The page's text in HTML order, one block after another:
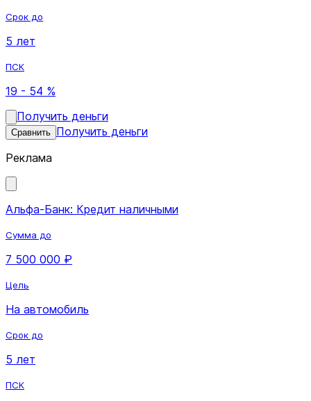
Срок до
5 лет
ПСК
19 - 54 %
Получить деньги
Сравнить Получить деньги
Реклама
Альфа-Банк: Кредит наличными
Сумма до
7 500 000 ₽
Цель
На автомобиль
Срок до
5 лет
ПСК